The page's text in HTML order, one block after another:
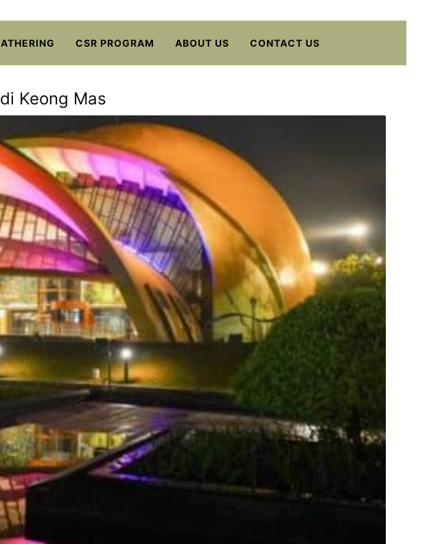
CSR PROGRAM ABOUT US CONTACT US
Keong Mas